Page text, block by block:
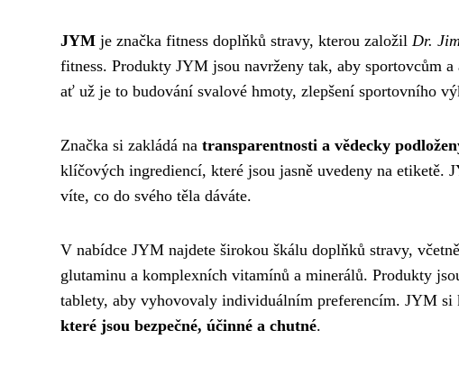
JYM je značka fitness doplňků stravy, kterou založil Dr.
fitness. Produkty JYM jsou navrženy tak, aby sportovcům
ať už je to budování svalové hmoty, zlepšení sportovního
Značka si zakládá na transparentnosti a vědecky
klíčových ingrediencí, které jsou jasně uvedeny na etiketě.
víte, co do svého těla dáváte.
V nabídce JYM najdete širokou škálu doplňků stravy,
glutaminu a komplexních vitamínů a minerálů. Produkty
tablety, aby vyhovovaly individuálním preferencím. JYM si
které jsou bezpečné, účinné a chutné.